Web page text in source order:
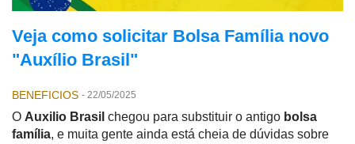
Veja como solicitar Bolsa Família novo
"Auxílio Brasil"
BENEFICIOS - 22/05/2025
O Auxilio Brasil chegou para substituir o antigo bolsa
família, e muita gente ainda está cheia de dúvidas sobre